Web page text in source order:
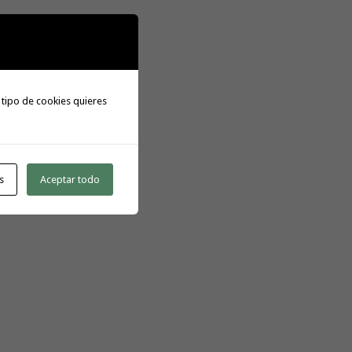
de cookies quieres
Aceptar todo